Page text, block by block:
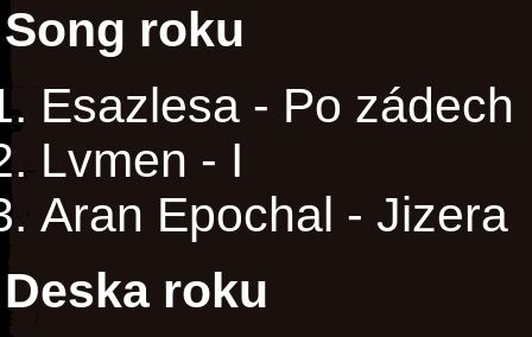
Song roku
Esazlesa - Po zádech
Lvmen - I
Aran Epochal - Jizera
Deska roku